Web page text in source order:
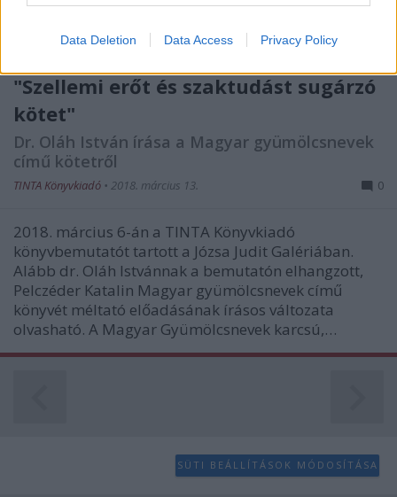
I want to allow Google to enable storage
related to security, including authentication
user protection.
Data Deletion Data Access Privacy Policy
"Szellemi erőt és szaktudást sugárzó
kötet"
Dr. Oláh István írása a Magyar gyümölcsnevek
című kötetről
TINTA Könyvkiadó • 2018. március 13. 0
2018. március 6-án a TINTA Könyvkiadó
könyvbemutatót tartott a Józsa Judit Galériában.
Alább dr. Oláh Istvánnak a bemutatón elhangzott,
Pelczéder Katalin Magyar gyümölcsnevek című
könyvét méltató előadásának írásos változata
olvasható. A Magyar Gyümölcsnevek karcsú,…
SÜTI BEÁLLÍTÁSOK MÓDOSÍTÁSA